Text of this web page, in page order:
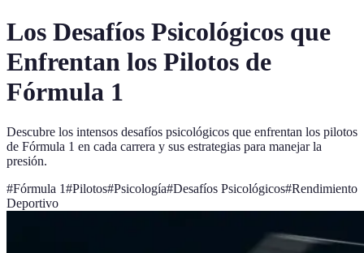
Los Desafíos Psicológicos que
Enfrentan los Pilotos de
Fórmula 1
Descubre los intensos desafíos psicológicos que enfrentan los pilotos
de Fórmula 1 en cada carrera y sus estrategias para manejar la
presión.
#Fórmula 1#Pilotos#Psicología#Desafíos Psicológicos#Rendimiento
Deportivo